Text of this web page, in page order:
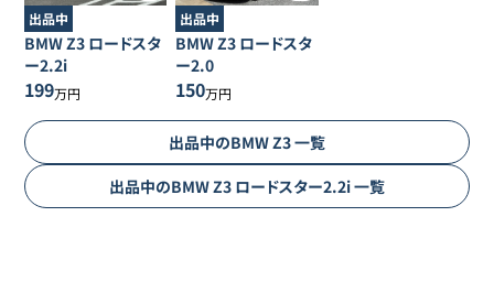
出品中
BMWZ3 ロードスタ
ー2.2i
199万円
出品中
BMWZ3 ロードスタ
ー2.0
150万円
出品中のBMWZ3一覧
出品中のBMWZ3 ロードスター2.2i一覧